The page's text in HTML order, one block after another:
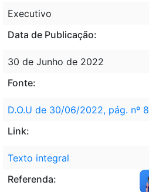
Executivo
Data de Publicação:
30 de Junho de 2022
Fonte:
D.O.U de 30/06/2022, pág. nº 8
Link:
Texto integral
Referenda: